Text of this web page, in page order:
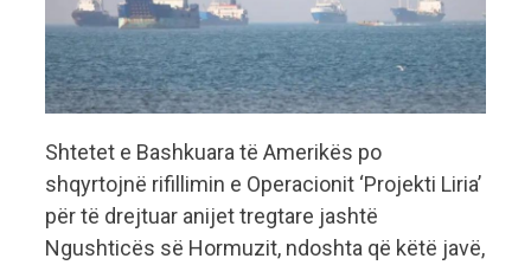
Shtetet e Bashkuara të Amerikës po
shqyrtojnë rifillimin e Operacionit ‘Projekti Liria’
për të drejtuar anijet tregtare jashtë
Ngushticës së Hormuzit, ndoshta që këtë javë,